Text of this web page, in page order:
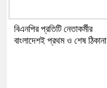
বিএনপির প্রতিটি নেতাকর্মীর
বাংলাদেশই প্রথম ও শেষ ঠিকানা